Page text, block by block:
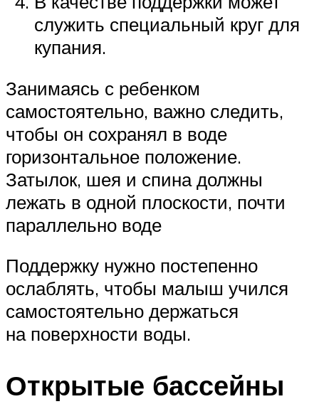
служить специальный круг для
купания.
Занимаясь с ребенком
самостоятельно, важно следить,
чтобы он сохранял в воде
горизонтальное положение.
Затылок, шея и спина должны
лежать в одной плоскости, почти
параллельно воде
Поддержку нужно постепенно
ослаблять, чтобы малыш учился
самостоятельно держаться
на поверхности воды.
Открытые бассейны